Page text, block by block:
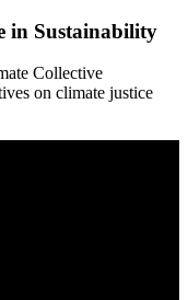
in Sustainability
Collective
on climate justice